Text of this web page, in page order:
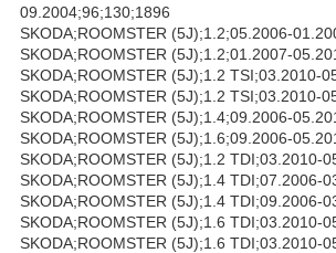
09.2004;96;130;1896
SKODA;ROOMSTER (5J);1.2;05.2006-
SKODA;ROOMSTER (5J);1.2;01.2007-
SKODA;ROOMSTER (5J);1.2 TSI;03.2010-
SKODA;ROOMSTER (5J);1.2 TSI;03.2010-
SKODA;ROOMSTER (5J);1.4;09.2006-
SKODA;ROOMSTER (5J);1.6;09.2006-
SKODA;ROOMSTER (5J);1.2 TDI;03.2010-
SKODA;ROOMSTER (5J);1.4 TDI;07.2006-
SKODA;ROOMSTER (5J);1.4 TDI;09.2006-
SKODA;ROOMSTER (5J);1.6 TDI;03.2010-
SKODA;ROOMSTER (5J);1.6 TDI;03.2010-